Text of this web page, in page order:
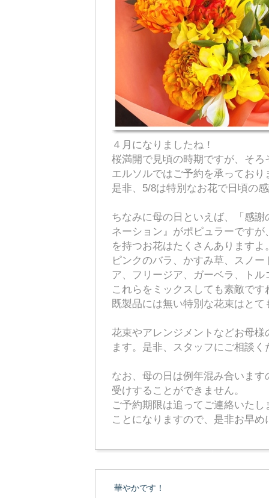
４月になりましたね！
桜満開で見頃の時期ですが、そ
エルソルではご予約を承っており
是非、5/8は特別なお花で日頃の
ちなみに母の日といえば、「感
ネーション』がポピュラーです
を持つお花はたくさんありますよ
ピンクのバラ、かすみ草、スノ
ア、フリージア、ガーベラ、トル
これらをミックスしても素敵です
既製品には無い特別な花束はと
花束やアレンジメントなどお母
ます。是非、スタッフにご相談く
なお、母の日は例年混み合いま
受けすることができません。
ご予約期限は追ってご連絡いた
ことになりますので、是非お早
華やかです！